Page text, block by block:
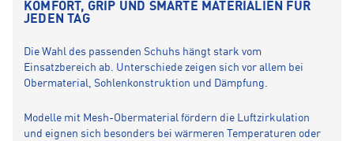
KOMFORT, GRIP UND SMARTE MATERIALIEN FÜR
JEDEN TAG
Die Wahl des passenden Schuhs hängt stark vom
Einsatzbereich ab. Unterschiede zeigen sich vor allem bei
Obermaterial, Sohlenkonstruktion und Dämpfung.
Modelle mit Mesh-Obermaterial fördern die Luftzirkulation
und eignen sich besonders bei wärmeren Temperaturen oder